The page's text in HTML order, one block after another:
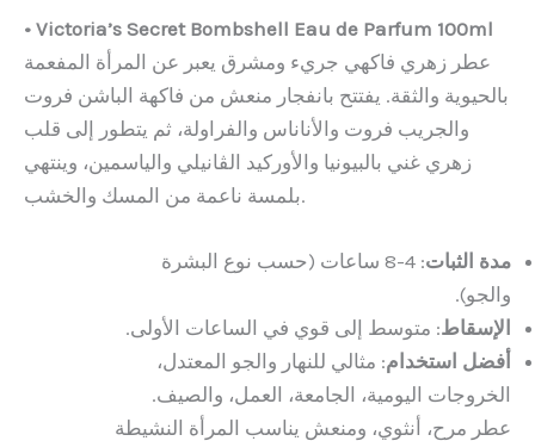
• Victoria’s Secret Bombshell Eau de Parfum 100ml
عطر زهري فاكهي جريء ومشرق يعبر عن المرأة المفعمة
بالحيوية والثقة. يفتتح بانفجار منعش من فاكهة الباشن فروت
والجريب فروت والأناناس والفراولة، ثم يتطور إلى قلب
زهري غني بالبيونيا والأوركيد الڤانيلي والياسمين، وينتهي
بلمسة ناعمة من المسك والخشب.
مدة الثبات
: 4-8 ساعات (حسب نوع البشرة
والجو).
الإسقاط: متوسط إلى قوي في الساعات الأولى.
أفضل استخدام: مثالي للنهار والجو المعتدل،
الخروجات اليومية، الجامعة، العمل، والصيف.
عطر مرح، أنثوي، ومنعش يناسب المرأة النشيطة